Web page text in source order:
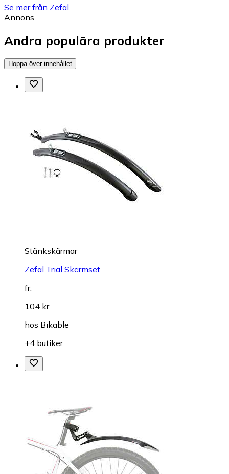
Se mer från Zefal
Annons
Andra populära produkter
Hoppa över innehållet
Stänkskärmar
Zefal Trial Skärmset
fr.
104 kr
hos Bikable
+4 butiker